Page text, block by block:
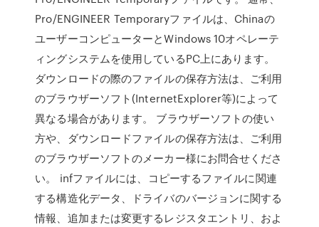
Pro/ENGINEER Temporaryファイルは、Chinaの
ユーザーコンピューターとWindows 10オペレーテ
ィングシステムを使用しているPC上にあります。
ダウンロードの際のファイルの保存方法は、ご利用
のブラウザーソフト(InternetExplorer等)によって
異なる場合があります。 ブラウザーソフトの使い
方や、ダウンロードファイルの保存方法は、ご利用
のブラウザーソフトのメーカー様にお問合せくださ
い。 infファイルには、コピーするファイルに関連
する構造化データ、ドライバのバージョンに関する
情報、追加または変更するレジスタエントリ、およ